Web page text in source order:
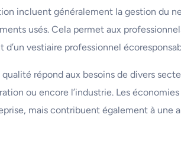
incluent généralement la gestion du
usés. Cela permet aux
vestiaire professionnel
répond aux besoins de divers
ou encore l’industrie. Les
mais contribuent également à une